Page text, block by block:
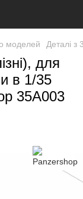
моделей Деталі з
для
в 1/35
35A003